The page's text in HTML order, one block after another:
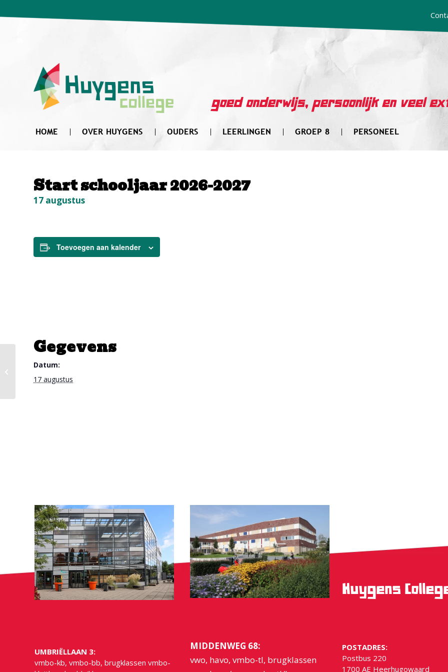
Zoek
goed onderwijs, persoonlijk en veel
HOME OVER HUYGENS OUDERS LEERLINGEN GROEP 8 PERSONEEL
Start schooljaar 2026-2027
17 augustus
Toevoegen aan kalender
Gegevens
Datum:
17 augustus
UMBRIËLLAAN 3:
vmbo-kb, vmbo-bb, brugklassen vmbo-
MIDDENWEG 68:
vwo, havo, vmbo-tl, brugklassen
Huygens
POSTADRES:
Postbus 220
1700 AE Heerhugowaard